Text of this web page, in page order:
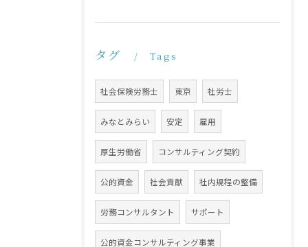
タグ Tags
社会保険労務士 東京 社労士
みなとみらい 安定 雇用
厚生労働省 コンサルティング契約
公的資金 社会貢献 社内規程の整備
労務コンサルタント サポート
公的資金コンサルティング事業